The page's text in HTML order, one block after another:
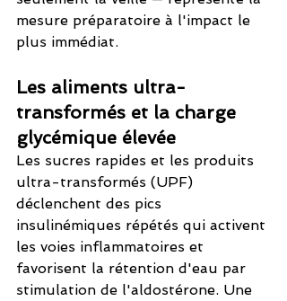
mesure préparatoire à l'impact le
plus immédiat.
Les aliments ultra-
transformés et la charge
glycémique élevée
Les sucres rapides et les produits
ultra-transformés (UPF)
déclenchent des pics
insulinémiques répétés qui activent
les voies inflammatoires et
favorisent la rétention d'eau par
stimulation de l'aldostérone. Une